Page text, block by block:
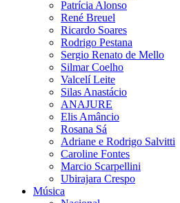
Patrícia Alonso
René Breuel
Ricardo Soares
Rodrigo Pestana
Sergio Renato de Mello
Silmar Coelho
Valcelí Leite
Silas Anastácio
ANAJURE
Elis Amâncio
Rosana Sá
Adriane e Rodrigo Salvitti
Caroline Fontes
Marcio Scarpellini
Ubirajara Crespo
Música